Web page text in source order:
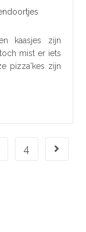
kaasjes zijn
mist er iets
pizza'kes zijn
4